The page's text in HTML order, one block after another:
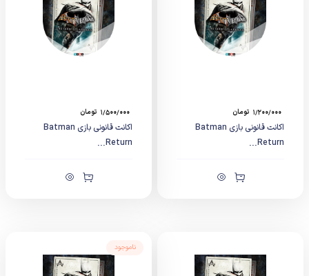
۱/۲۰۰/۰۰۰ تومان
اکانت قانونی بازی Batman
Return...
۱/۵۰۰/۰۰۰ تومان
اکانت قانونی بازی Batman
Return...
ناموجود